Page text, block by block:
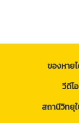
ของหาย
วีดีโอ
สถานีวิทยุใ